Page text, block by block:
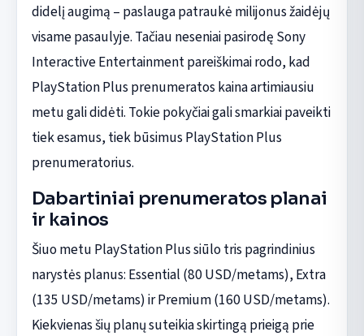
didelį augimą – paslauga patraukė milijonus žaidėjų
visame pasaulyje. Tačiau neseniai pasirodę Sony
Interactive Entertainment pareiškimai rodo, kad
PlayStation Plus prenumeratos kaina artimiausiu
metu gali didėti. Tokie pokyčiai gali smarkiai paveikti
tiek esamus, tiek būsimus PlayStation Plus
prenumeratorius.
Dabartiniai prenumeratos planai
ir kainos
Šiuo metu PlayStation Plus siūlo tris pagrindinius
narystės planus: Essential (80 USD/metams), Extra
(135 USD/metams) ir Premium (160 USD/metams).
Kiekvienas šių planų suteikia skirtingą prieigą prie